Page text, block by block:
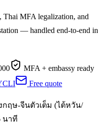
Thai MFA legalization, and
— handled end-to-end in
MFA + embassy ready
Free quote
ฤษ-จีนตัวเต็ม (ไต้หวัน/
นาที